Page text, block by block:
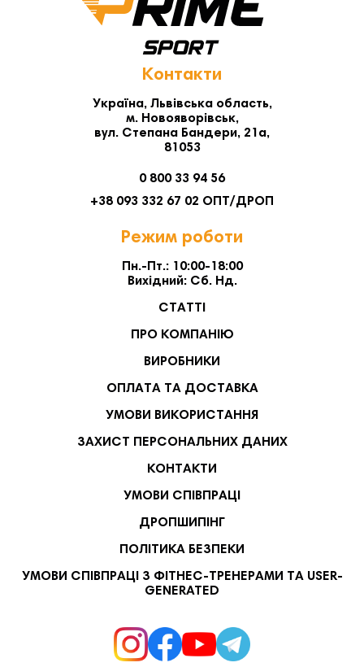
Контакти
Україна, Львівська область,
м. Новояворівськ,
вул. Степана Бандери, 21а,
81053
0 800 33 94 56
+38 093 332 67 02 ОПТ/ДРОП
Режим роботи
Пн.-Пт.: 10:00-18:00
Вихідний: Сб. Нд.
СТАТТІ
ПРО КОМПАНІЮ
ВИРОБНИКИ
ОПЛАТА ТА ДОСТАВКА
УМОВИ ВИКОРИСТАННЯ
ЗАХИСТ ПЕРСОНАЛЬНИХ ДАНИХ
КОНТАКТИ
УМОВИ СПІВПРАЦІ
ДРОПШИПІНГ
ПОЛІТИКА БЕЗПЕКИ
УМОВИ СПІВПРАЦІ З ФІТНЕС-ТРЕНЕРАМИ ТА USER-
GENERATED